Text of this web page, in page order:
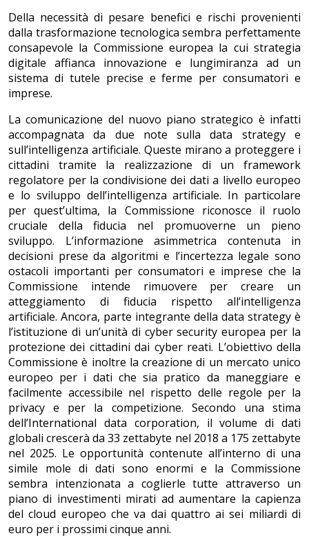
Della necessità di pesare benefici e rischi provenienti
dalla trasformazione tecnologica sembra perfettamente
consapevole la Commissione europea la cui strategia
digitale affianca innovazione e lungimiranza ad un
sistema di tutele precise e ferme per consumatori e
imprese.
La comunicazione del nuovo piano strategico è infatti
accompagnata da due note sulla data strategy e
sull’intelligenza artificiale. Queste mirano a proteggere i
cittadini tramite la realizzazione di un framework
regolatore per la condivisione dei dati a livello europeo
e lo sviluppo dell’intelligenza artificiale. In particolare
per quest’ultima, la Commissione riconosce il ruolo
cruciale della fiducia nel promuoverne un pieno
sviluppo. L’informazione asimmetrica contenuta in
decisioni prese da algoritmi e l’incertezza legale sono
ostacoli importanti per consumatori e imprese che la
Commissione intende rimuovere per creare un
atteggiamento di fiducia rispetto all’intelligenza
artificiale. Ancora, parte integrante della data strategy è
l’istituzione di un’unità di cyber security europea per la
protezione dei cittadini dai cyber reati. L’obiettivo della
Commissione è inoltre la creazione di un mercato unico
europeo per i dati che sia pratico da maneggiare e
facilmente accessibile nel rispetto delle regole per la
privacy e per la competizione. Secondo una stima
dell’International data corporation, il volume di dati
globali crescerà da 33 zettabyte nel 2018 a 175 zettabyte
nel 2025. Le opportunità contenute all’interno di una
simile mole di dati sono enormi e la Commissione
sembra intenzionata a coglierle tutte attraverso un
piano di investimenti mirati ad aumentare la capienza
del cloud europeo che va dai quattro ai sei miliardi di
euro per i prossimi cinque anni.